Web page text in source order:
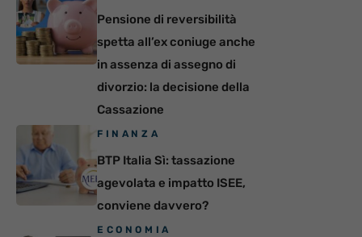
Pensione di reversibilità
spetta all’ex coniuge anche
in assenza di assegno di
divorzio: la decisione della
Cassazione
FINANZA
BTP Italia Sì: tassazione
agevolata e impatto ISEE,
conviene davvero?
ECONOMIA